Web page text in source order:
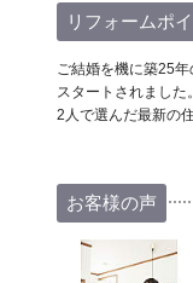
リフォームポ
ご結婚を機に築25
スタートされました。
2人で選んだ最新の
お客様の声